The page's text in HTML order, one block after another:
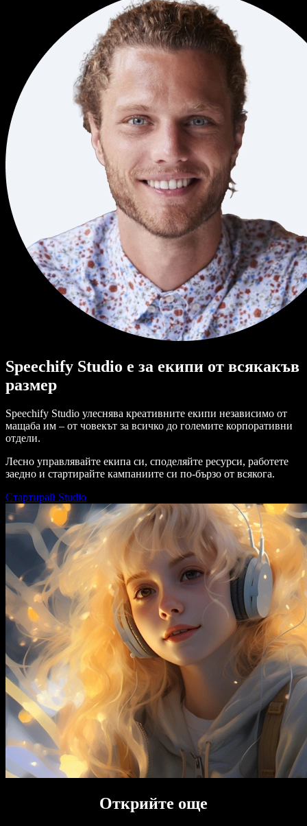
Speechify Studio е за екипи от всякакъв
размер
Speechify Studio улеснява креативните екипи независимо от
мащаба им – от човекът за всичко до големите корпоративни
отдели.
Лесно управлявайте екипа си, споделяйте ресурси, работете
заедно и стартирайте кампаниите си по-бързо от всякога.
Стартирай Studio
Открийте още